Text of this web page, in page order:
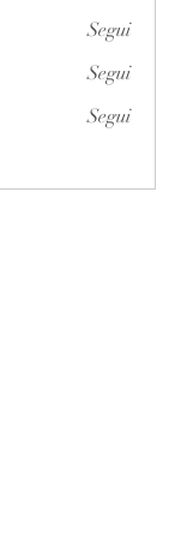
Segui
Segui
Segui